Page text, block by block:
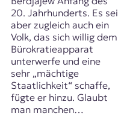
20. Jahrhunderts. Es sei
aber zugleich auch ein
Volk, das sich willig dem
Bürokratieapparat
unterwerfe und eine
sehr „mächtige
Staatlichkeit“ schaffe,
fügte er hinzu. Glaubt
man manchen…